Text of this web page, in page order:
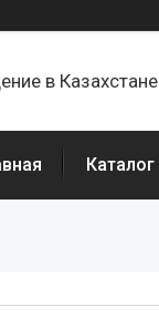
в Казахстане
Каталог